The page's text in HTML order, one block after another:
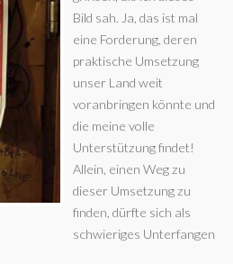
Bild sah. Ja, das ist mal
eine Forderung, deren
praktische Umsetzung
unser Land weit
voranbringen könnte und
die meine volle
Unterstützung findet!
Allein, einen Weg zu
dieser Umsetzung zu
finden, dürfte sich als
schwieriges Unterfangen